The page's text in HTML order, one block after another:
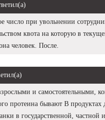
число при увольнении
квота на которую в
человек. После.
и самостоятельными,
протеина бывают В
в государственной, частной